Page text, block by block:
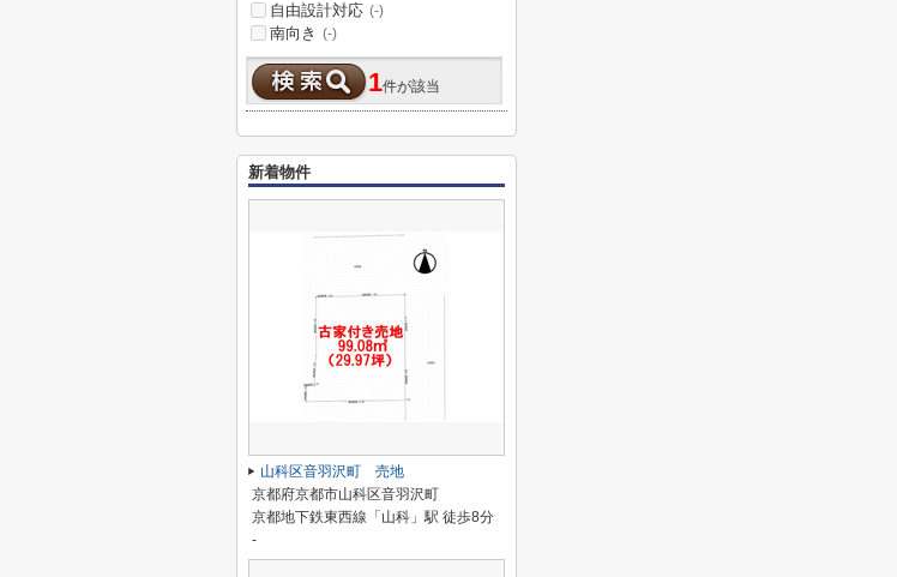
自由設計対応 (-)
南向き (-)
1件が該当
新着物件
山科区音羽沢町 売地
京都府京都市山科区音羽沢町
京都地下鉄東西線「山科」駅 徒歩8分
-